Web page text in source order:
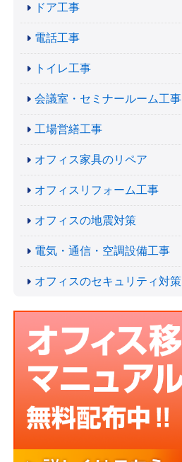
ドア工事
電話工事
トイレ工事
会議室・セミナールーム工事
工場営繕工事
オフィス家具のリペア
オフィスリフォーム工事
オフィスの地震対策
電気・通信・空調設備工事
オフィスのセキュリティ対策